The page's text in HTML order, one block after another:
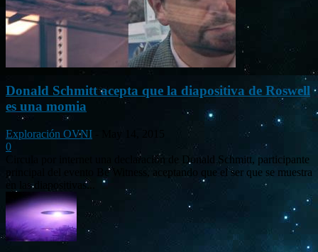
Donald Schmitt acepta que la diapositiva de Roswell
es una momia
Exploración OVNI
0
Circula por internet una declaración de Donald Schmitt, participante
principal del evento Be Witness, aceptando que el ser que se muestra
en las diapositivas...